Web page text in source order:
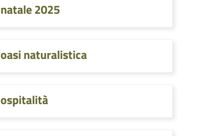
natale 2025
oasi naturalistica
ospitalità